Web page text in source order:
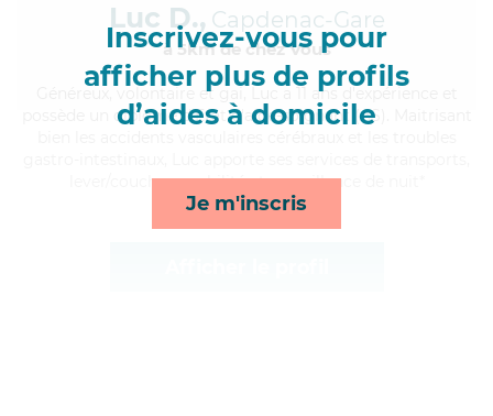
Inscrivez-vous pour
afficher plus de profils
d’aides à domicile
Je m'inscris
Luc D., Capdenac-Gare
à 5km de chez Vous
, volontaire et gai, Luc a 11 ans d'expérience et
possède un diplôme d'Etat d'aide-soignant (AS). Maitrisant
lever/coucher, mobilité et surveillance de nuit*